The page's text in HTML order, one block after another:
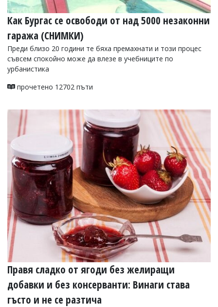
Как Бургас се освободи от над 5000 незаконни
гаража (СНИМКИ)
Преди близо 20 години те бяха премахнати и този процес
съвсем спокойно може да влезе в учебниците по
урбанистика
прочетено 12702 пъти
Правя сладко от ягоди без желиращи
добавки и без консерванти: Винаги става
гъсто и не се разтича